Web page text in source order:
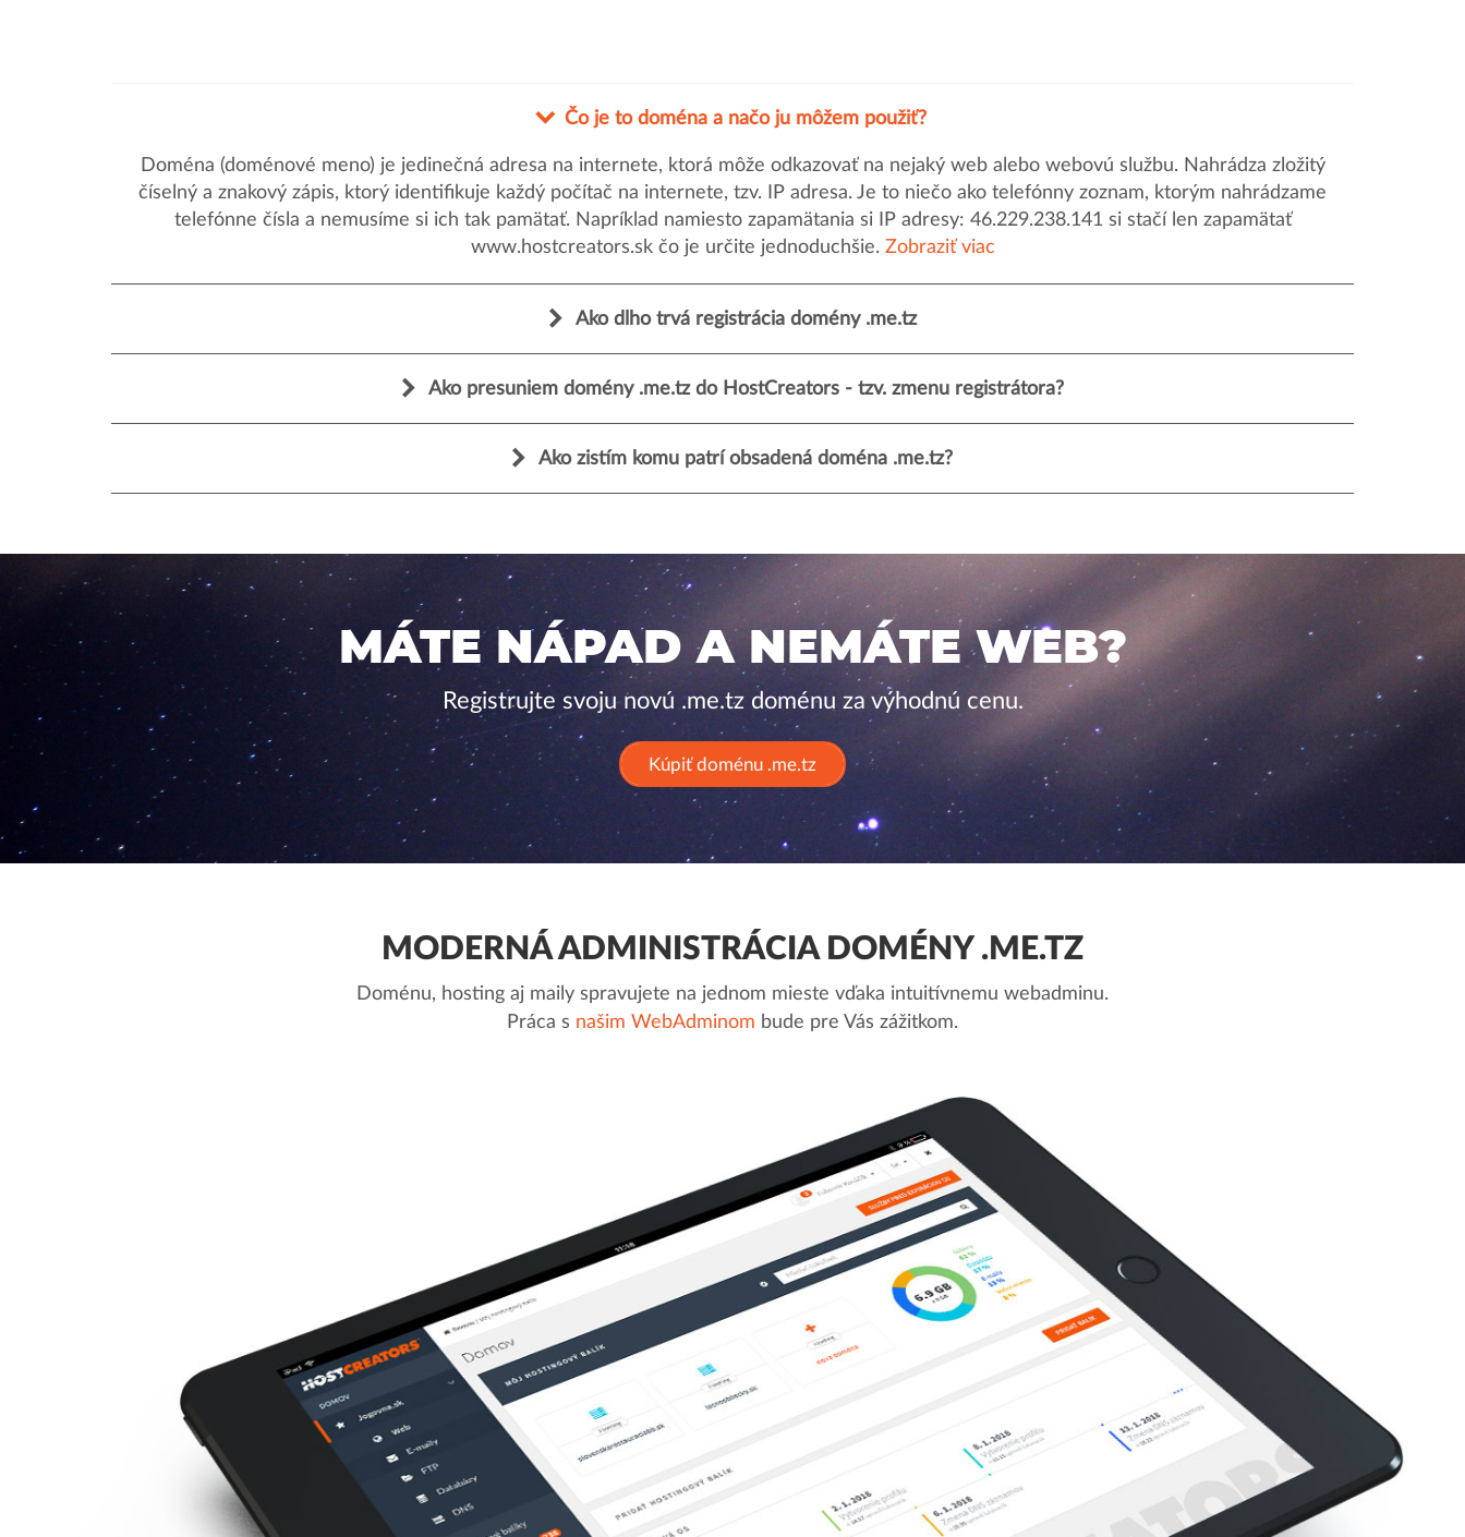
Čo je to doména a načo ju môžem použiť?
Doména (doménové meno) je jedinečná adresa na internete, ktorá môže odkazovať na nejaký web alebo webovú službu. Nahrádza zložitý
číselný a znakový zápis, ktorý identifikuje každý počítač na internete, tzv. IP adresa. Je to niečo ako telefónny zoznam, ktorým nahrádzame
telefónne čísla a nemusíme si ich tak pamätať. Napríklad namiesto zapamätania si IP adresy: 46.229.238.141 si stačí len zapamätať
www.hostcreators.sk čo je určite jednoduchšie. Zobraziť viac
Ako dlho trvá registrácia domény .me.tz
Ako presuniem domény .me.tz do HostCreators - tzv. zmenu registrátora?
Ako zistím komu patrí obsadená doména .me.tz?
MÁTE NÁPAD A NEMÁTE WEB?
Registrujte svoju novú .me.tz doménu za výhodnú cenu.
Kúpiť doménu .me.tz
MODERNÁ ADMINISTRÁCIA DOMÉNY .ME.TZ
Doménu, hosting aj maily spravujete na jednom mieste vďaka intuitívnemu webadminu.
Práca s našim WebAdminom bude pre Vás zážitkom.